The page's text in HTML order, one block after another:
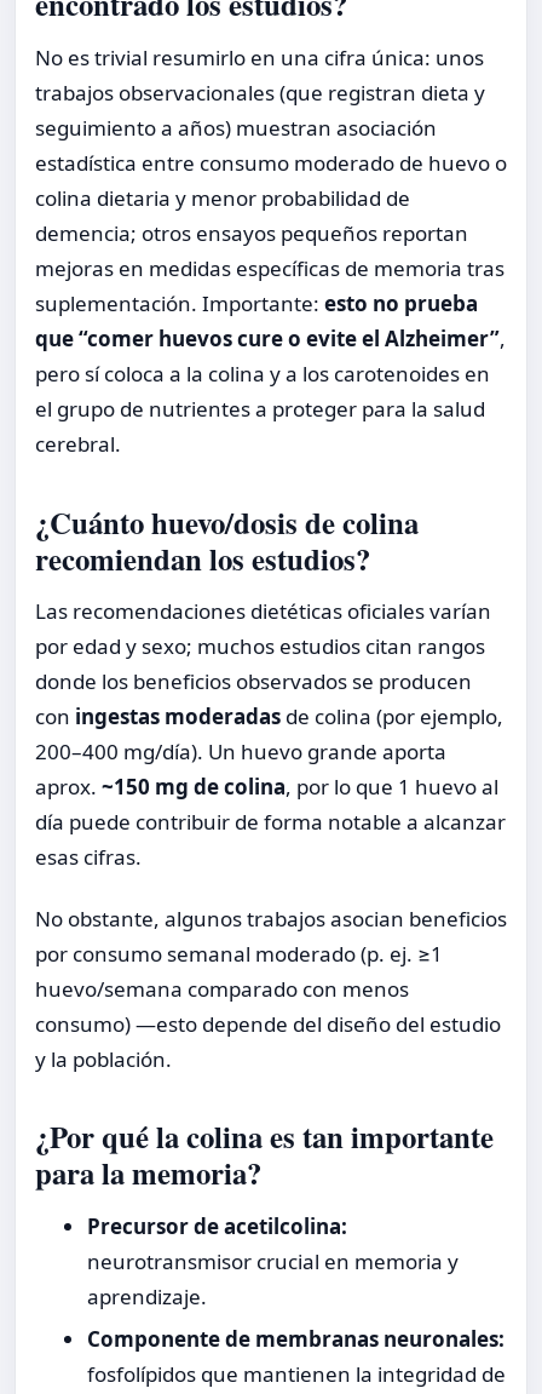
No es trivial resumirlo en una cifra única: unos
trabajos observacionales (que registran dieta y
seguimiento a años) muestran asociación
estadística entre consumo moderado de huevo o
colina dietaria y menor probabilidad de
demencia; otros ensayos pequeños reportan
mejoras en medidas específicas de memoria tras
suplementación. Importante: esto no prueba
que “comer huevos cure o evite el Alzheimer”,
pero sí coloca a la colina y a los carotenoides en
el grupo de nutrientes a proteger para la salud
cerebral.
¿Cuánto huevo/dosis de colina
recomiendan los estudios?
Las recomendaciones dietéticas oficiales varían
por edad y sexo; muchos estudios citan rangos
donde los beneficios observados se producen
con ingestas moderadas de colina (por ejemplo,
200–400 mg/día). Un huevo grande aporta
aprox. ~150 mg de colina, por lo que 1 huevo al
día puede contribuir de forma notable a alcanzar
esas cifras.
No obstante, algunos trabajos asocian beneficios
por consumo semanal moderado (p. ej. ≥1
huevo/semana comparado con menos
consumo) —esto depende del diseño del estudio
y la población.
¿Por qué la colina es tan importante
para la memoria?
Precursor de acetilcolina:
neurotransmisor crucial en memoria y
aprendizaje.
Componente de membranas neuronales:
fosfolípidos que mantienen la integridad de